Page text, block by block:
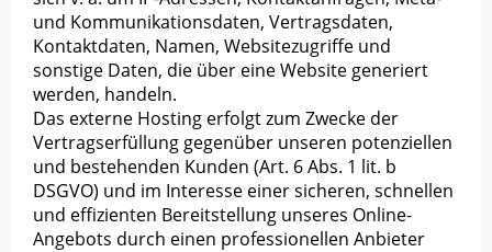
und Kommunikationsdaten, Vertragsdaten,
Kontaktdaten, Namen, Websitezugriffe und
sonstige Daten, die über eine Website generiert
werden, handeln.
Das externe Hosting erfolgt zum Zwecke der
Vertragserfüllung gegenüber unseren potenziellen
und bestehenden Kunden (Art. 6 Abs. 1 lit. b
DSGVO) und im Interesse einer sicheren, schnellen
und effizienten Bereitstellung unseres Online-
Angebots durch einen professionellen Anbieter